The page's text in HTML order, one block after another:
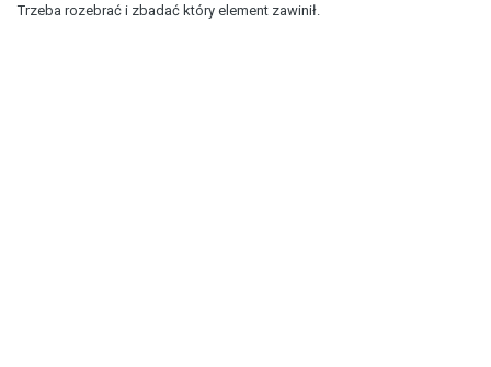
Trzeba rozebrać i zbadać który element zawinił.